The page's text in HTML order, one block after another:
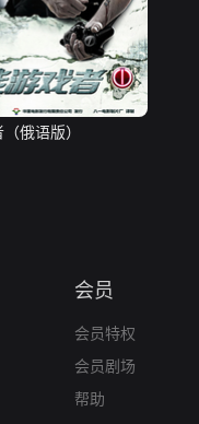
俄语版）
会员
会员特权
会员剧场
帮助